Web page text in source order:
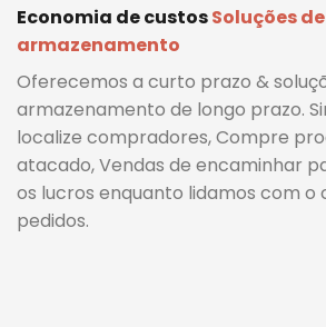
Economia de custosSoluções de
armazenamento
Oferecemos a curto prazo &
armazenamento de longo prazo.
localize compradores, Compre
atacado, Vendas de encaminhar
os lucros enquanto lidamos com
pedidos.